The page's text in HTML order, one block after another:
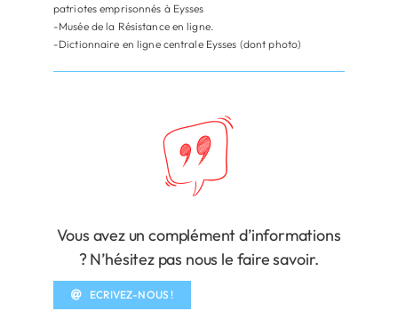
patriotes emprisonnés à Eysses
-Musée de la Résistance en ligne.
-Dictionnaire en ligne centrale Eysses (dont photo)
Vous avez un complément d’informations
? N’hésitez pas nous le faire savoir.
ECRIVEZ-NOUS !